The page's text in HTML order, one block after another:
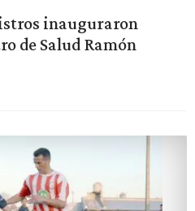
inauguraron
de Salud Ramón